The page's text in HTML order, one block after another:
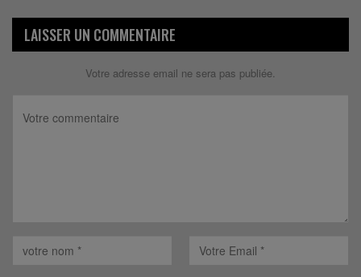
LAISSER UN COMMENTAIRE
Votre adresse email ne sera pas publiée.